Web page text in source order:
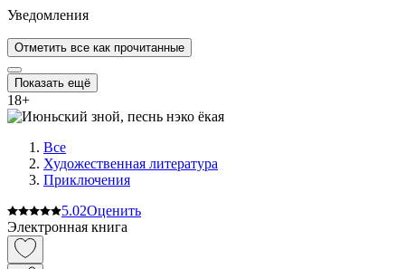
Уведомления
Отметить все как прочитанные
Показать ещё
18+
Все
Художественная литература
Приключения
5.02Оценить
Электронная книга